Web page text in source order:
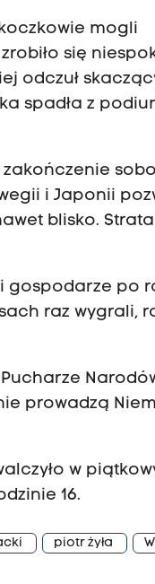
mogli
się
odczuł
spadła z
zakończenie
i Japonii
blisko.
gospodarze po
raz wygrali,
prowadzą
w
16.
piotr żyła